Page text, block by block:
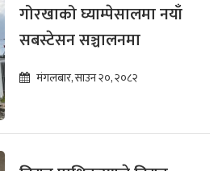
गोरखाको घ्याम्पेसालमा नयाँ
सबस्टेसन सञ्चालनमा
मंगलबार, साउन २०, २०८२